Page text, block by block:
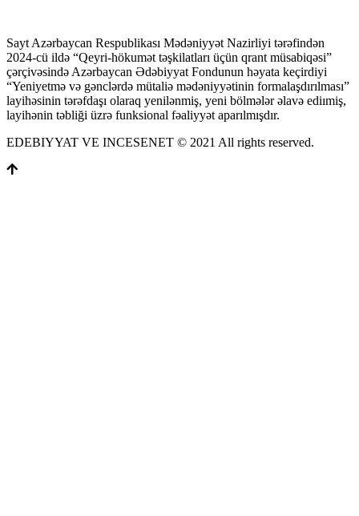
Sayt Azərbaycan Respublikası Mədəniyyət Nazirliyi tərəfindən
2024-cü ildə “Qeyri-hökumət təşkilatları üçün qrant müsabiqəsi”
çərçivəsində Azərbaycan Ədəbiyyat Fondunun həyata keçirdiyi
“Yeniyetmə və gənclərdə mütaliə mədəniyyətinin formalaşdırılması”
layihəsinin tərəfdaşı olaraq yenilənmiş, yeni bölmələr əlavə ediımiş,
layihənin təbliği üzrə funksional fəaliyyət aparılmışdır.
EDEBIYYAT VE INCESENET © 2021 All rights reserved.